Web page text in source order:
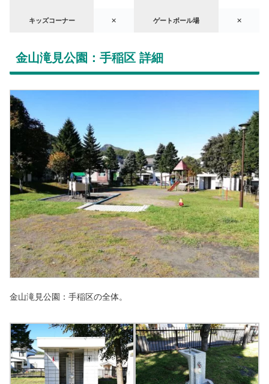
キッズコーナー ✕ ゲートボール場 ✕
金山滝見公園：手稲区 詳細
金山滝見公園：手稲区の全体。